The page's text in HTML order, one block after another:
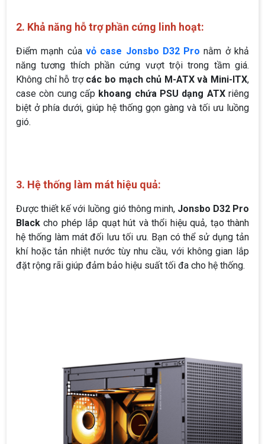
2. Khả năng hỗ trợ phần cứng linh hoạt:
Điểm mạnh của vỏ case Jonsbo D32 Pro nằm ở khả
năng tương thích phần cứng vượt trội trong tầm giá.
Không chỉ hỗ trợ các bo mạch chủ M-ATX và Mini-ITX,
case còn cung cấp khoang chứa PSU dạng ATXriêng
biệt ở phía dưới, giúp hệ thống gọn gàng và tối ưu luồng
gió.
3. Hệ thống làm mát hiệu quả:
Được thiết kế với luồng gió thông minh, Jonsbo D32 Pro
Black cho phép lắp quạt hút và thổi hiệu quả, tạo thành
hệ thống làm mát đối lưu tối ưu. Bạn có thể sử dụng tản
khí hoặc tản nhiệt nước tùy nhu cầu, với không gian lắp
đặt rộng rãi giúp đảm bảo hiệu suất tối đa cho hệ thống.